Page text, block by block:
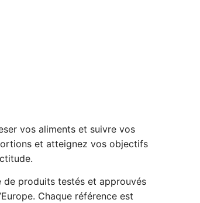
vos aliments et suivre vos
et atteignez vos objectifs
produits testés et approuvés
Chaque référence est